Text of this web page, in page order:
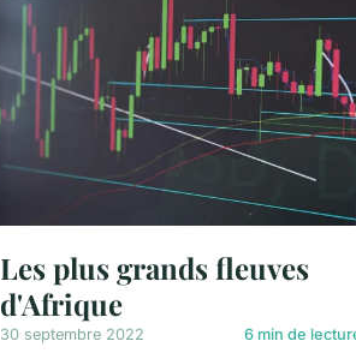
Les plus grands fleuves
d'Afrique
30 septembre 2022 6 min de